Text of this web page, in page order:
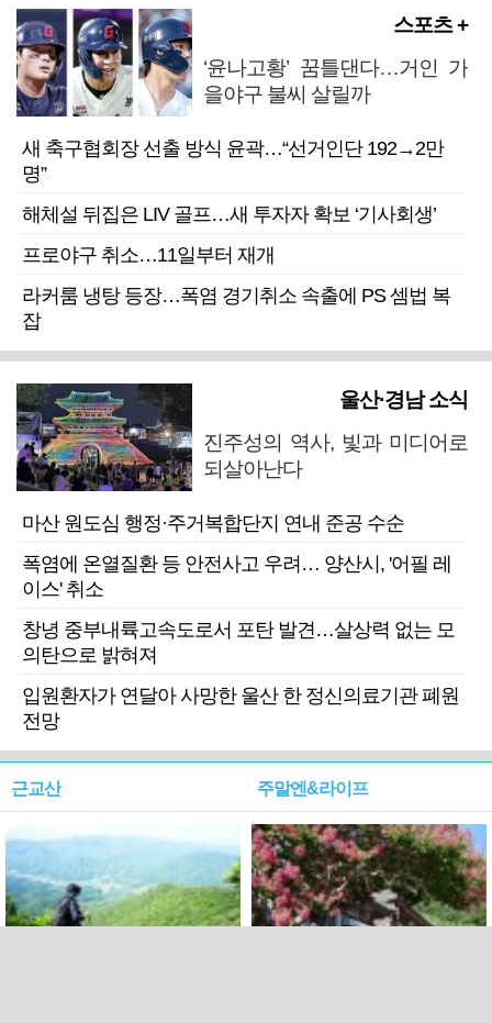
스포츠 +
‘윤나고황’ 꿈틀댄다…거인 가
을야구 불씨 살릴까
새 축구협회장 선출 방식 윤곽…“선거인단 192→2만
명”
해체설 뒤집은 LIV 골프…새 투자자 확보 ‘기사회생’
프로야구 취소…11일부터 재개
라커룸 냉탕 등장…폭염 경기취소 속출에 PS 셈법 복
잡
울산·경남 소식
진주성의 역사, 빛과 미디어로
되살아난다
마산 원도심 행정·주거복합단지 연내 준공 수순
폭염에 온열질환 등 안전사고 우려… 양산시, '어필 레
이스' 취소
창녕 중부내륙고속도로서 포탄 발견…살상력 없는 모
의탄으로 밝혀져
입원환자가 연달아 사망한 울산 한 정신의료기관 폐원
전망
근교산 주말엔&라이프